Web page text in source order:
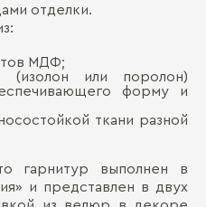
отделки.
МДФ;
(изолон или поролон)
форму и
ткани разной
гарнитур выполнен в
и представлен в двух